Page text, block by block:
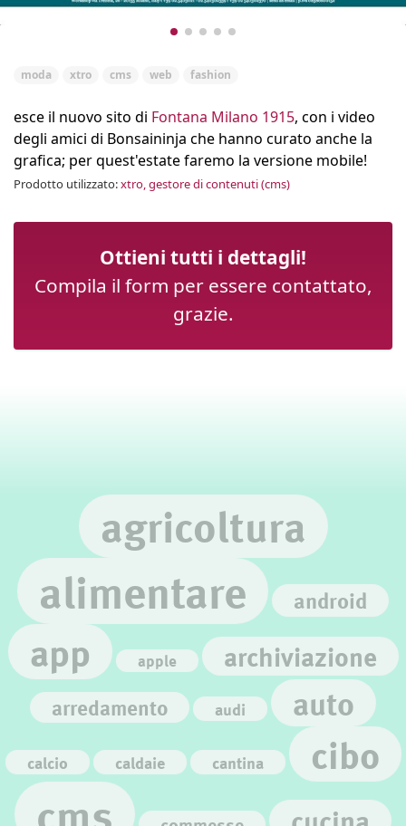
moda xtro cms web fashion
esce il nuovo sito di Fontana Milano 1915, con i video
degli amici di Bonsaininja che hanno curato anche la
grafica; per quest'estate faremo la versione mobile!
Prodotto utilizzato:xtro, gestore di contenuti (cms)
Ottieni tutti i dettagli!
Compila il form per essere contattato,
grazie.
agricoltura
alimentare android
app apple archiviazione
arredamento audi auto
calcio caldaie cantina cibo